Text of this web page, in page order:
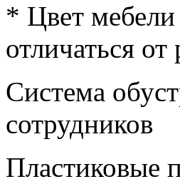
* Цвет
отличаться от
Система
сотрудников
Пластиковые